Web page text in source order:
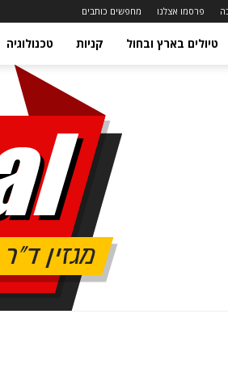
פרסמו אצלנו מחפשים כותבים
טיולים בארץ ובחול קניות טכנולוגיה